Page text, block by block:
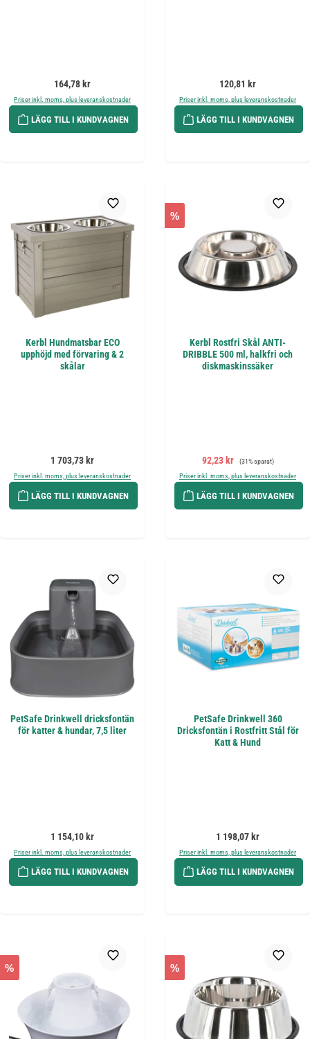
Ordinarie pris:
164,78 kr
Priser inkl. moms, plus leveranskostnader
LÄGG TILL I KUNDVAGNEN
Ordinarie pris:
120,81 kr
Priser inkl. moms, plus leveranskostnader
LÄGG TILL I KUNDVAGNEN
Kerbl Hundmatsbar ECO
upphöjd med förvaring & 2
skålar
Ordinarie pris:
1 703,73 kr
Priser inkl. moms, plus leveranskostnader
LÄGG TILL I KUNDVAGNEN
%
Kerbl Rostfri Skål ANTI-
DRIBBLE 500 ml, halkfri och
diskmaskinssäker
Försäljningspris:
92,23 kr Ordinarie pris:
(31% sparat)
Priser inkl. moms, plus leveranskostnader
LÄGG TILL I KUNDVAGNEN
PetSafe Drinkwell dricksfontän
för katter & hundar, 7,5 liter
Ordinarie pris:
1 154,10 kr
Priser inkl. moms, plus leveranskostnader
LÄGG TILL I KUNDVAGNEN
PetSafe Drinkwell 360
Dricksfontän i Rostfritt Stål för
Katt & Hund
Ordinarie pris:
1 198,07 kr
Priser inkl. moms, plus leveranskostnader
LÄGG TILL I KUNDVAGNEN
% %